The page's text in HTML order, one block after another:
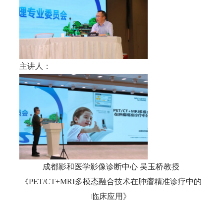
主讲人：
成都影和医学影像诊断中心 吴玉桥教授
《PET/CT+MRI多模态融合技术在肿瘤精准诊疗中的
临床应用》